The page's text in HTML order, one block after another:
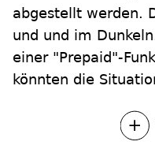
abgestellt werden.
und und im
einer "Prepaid"-
könnten die